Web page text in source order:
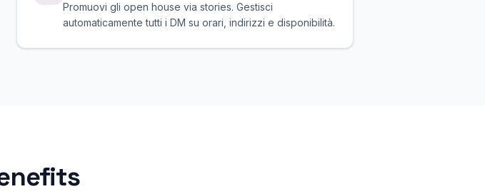
Promuovi gli open house via stories. Gestisci
automaticamente tutti i DM su orari, indirizzi e disponibilità.